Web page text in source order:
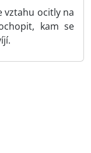
vztahu ocitly na
kam se